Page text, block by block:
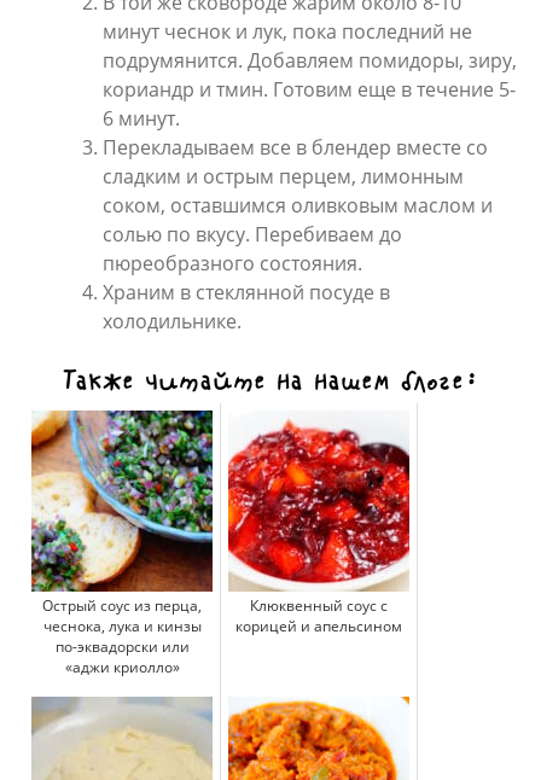
минут чеснок и лук, пока последний не
подрумянится. Добавляем помидоры, зиру,
кориандр и тмин. Готовим еще в течение 5-
6 минут.
Перекладываем все в блендер вместе со
сладким и острым перцем, лимонным
соком, оставшимся оливковым маслом и
солью по вкусу. Перебиваем до
пюреобразного состояния.
Храним в стеклянной посуде в
холодильнике.
Также читайте на нашем блоге:
Острый соус из перца,
чеснока, лука и кинзы
по-эквадорски или
«аджи криолло»
Клюквенный соус с
корицей и апельсином